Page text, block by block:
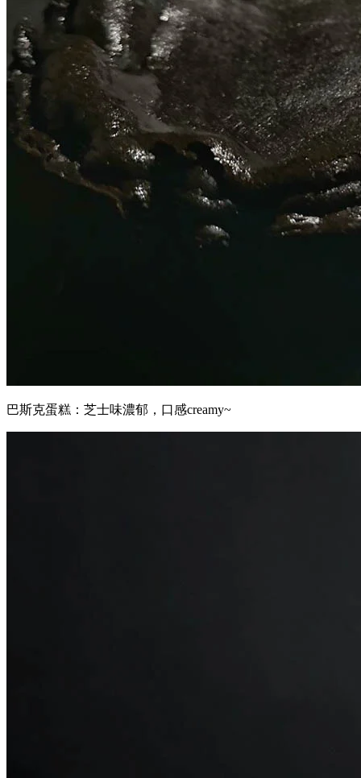
巴斯克蛋糕：芝士味濃郁，口感creamy~